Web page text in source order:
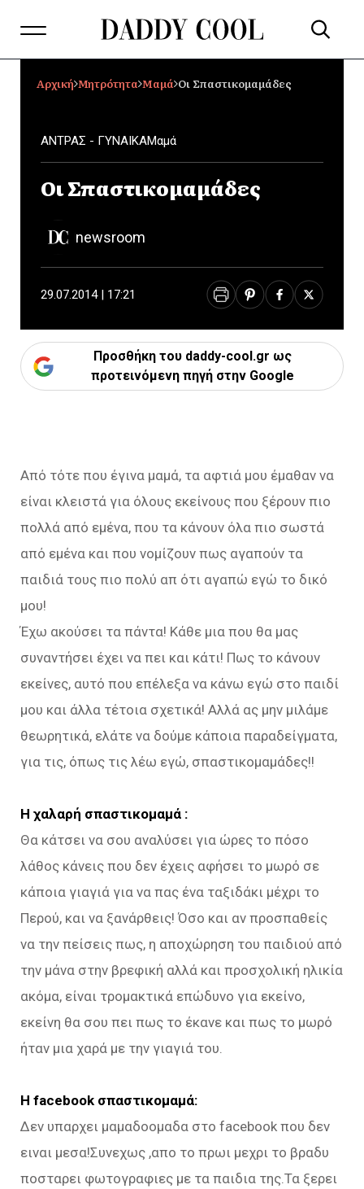
Αρχική Μητρότητα Μαμά Οι Σπαστικομαμάδες
ΑΝΤΡΑΣ - ΓΥΝΑΙΚΑΜαμά
Οι Σπαστικομαμάδες
newsroom
29.07.2014 | 17:21
Προσθήκη του daddy-cool.gr ως
προτεινόμενη πηγή στην Google
Από τότε που έγινα μαμά, τα αφτιά μου έμαθαν να
είναι κλειστά για όλους εκείνους που ξέρουν πιο
πολλά από εμένα, που τα κάνουν όλα πιο σωστά
από εμένα και που νομίζουν πως αγαπούν τα
παιδιά τους πιο πολύ απ ότι αγαπώ εγώ το δικό
μου!
Έχω ακούσει τα πάντα! Κάθε μια που θα μας
συναντήσει έχει να πει και κάτι! Πως το κάνουν
εκείνες, αυτό που επέλεξα να κάνω εγώ στο παιδί
μου και άλλα τέτοια σχετικά! Αλλά ας μην μιλάμε
θεωρητικά, ελάτε να δούμε κάποια παραδείγματα,
για τις, όπως τις λέω εγώ, σπαστικομαμάδες!!
Η χαλαρή σπαστικομαμά :
Θα κάτσει να σου αναλύσει για ώρες το πόσο
λάθος κάνεις που δεν έχεις αφήσει το μωρό σε
κάποια γιαγιά για να πας ένα ταξιδάκι μέχρι το
Περού, και να ξανάρθεις! Όσο και αν προσπαθείς
να την πείσεις πως, η αποχώρηση του παιδιού από
την μάνα στην βρεφική αλλά και προσχολική ηλικία
ακόμα, είναι τρομακτικά επώδυνο για εκείνο,
εκείνη θα σου πει πως το έκανε και πως το μωρό
ήταν μια χαρά με την γιαγιά του.
Η facebook σπαστικομαμά:
Δεν υπαρχει μαμαδοομαδα στο facebook που δεν
ειναι μεσα!Συνεχως ,απο το πρωι μεχρι το βραδυ
ποσταρει φωτογραφιες με τα παιδια της.Τα ξερει